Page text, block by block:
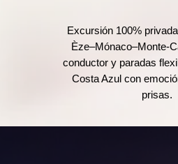
Excursión 100%
Èze–Mónaco–Monte-
conductor y paradas
Costa Azul con
prisas.